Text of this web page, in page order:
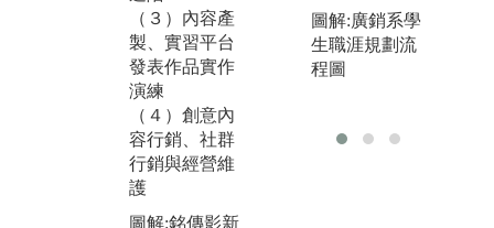
（３）內容產
製、實習平台
發表作品實作
演練
（４）創意內
容行銷、社群
行銷與經營維
護
圖解:銘傳影新
平台露出，與
業界媒體產製
過程相似，供
數位編採操作
圖解:廣銷系學
生職涯規劃流
程圖